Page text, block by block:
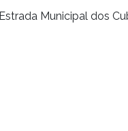
Estrada Municipal dos